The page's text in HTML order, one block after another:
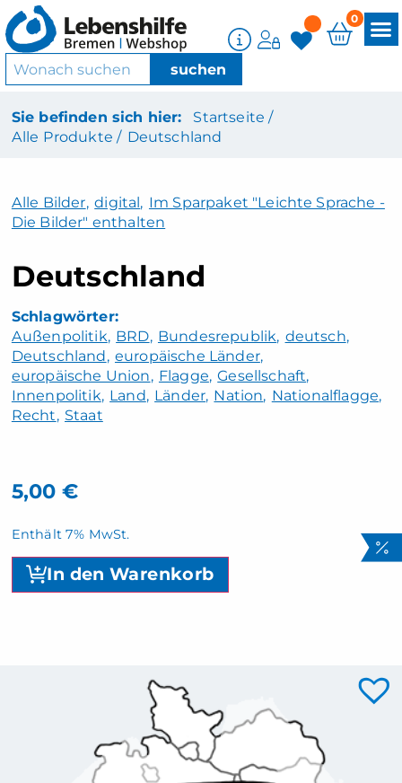
0
Sie befinden sich hier:
Startseite /
Alle Produkte / Deutschland
Alle Bilder, digital, Im Sparpaket "Leichte Sprache -
Die Bilder" enthalten
Deutschland
Außenpolitik BRD Bundesrepublik deutsch
Deutschland europäische Länder
europäische Union Flagge Gesellschaft
Innenpolitik Land Länder Nation Nationalflagge
Recht Staat
5,00 €
Enthält 7% MwSt.
In den Warenkorb